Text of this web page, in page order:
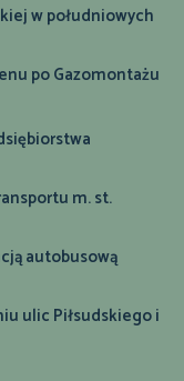
w południowych
po Gazomontażu
m. st.
autobusową
ulic Piłsudskiego i